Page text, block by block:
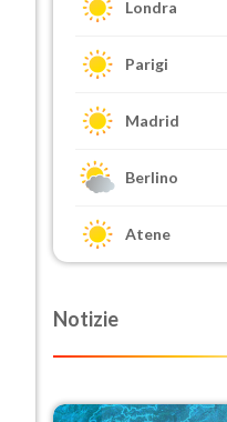
Londra
Parigi
Madrid
Berlino
Atene
Notizie